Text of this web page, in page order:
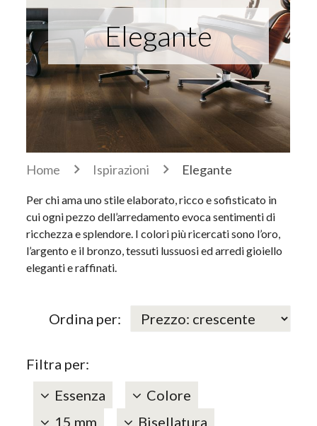
Elegante
Home Ispirazioni Elegante
Per chi ama uno stile elaborato, ricco e sofisticato in
cui ogni pezzo dell’arredamento evoca sentimenti di
ricchezza e splendore. I colori più ricercati sono l’oro,
l’argento e il bronzo, tessuti lussuosi ed arredi gioiello
eleganti e raffinati.
Ordina per:
Filtra per:
Essenza
Colore
15 mm
Bisellatura